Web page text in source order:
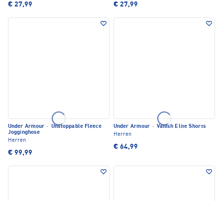
€ 27,99 € 27,99
Under Armour · Unstoppable Fleece
Jogginghose
Herren
€ 99,99
Under Armour · Vanish Elite Shorts
Herren
€ 64,99